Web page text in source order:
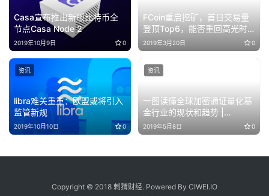
Casa宣布推出新版比特币全
节点Casa Node 2
2019年10月9日 0
FCoin重启挖矿，首日交易量
登顶Top6，能否重回高光时
刻？
2019年3月20日 0
libra难关重重：欧盟或将引入
监管新规
2019年10月10日 0
资讯
一图读懂全球加密通证量化基
金行业的现状和趋势 |
TokenInsight
2019年5月8日 0
资讯
Copyright © 2018 刺猬财经. Powered By CIWEI.IO